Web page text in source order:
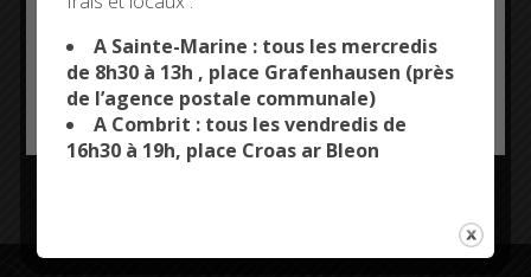
Covoiturage possible. Départ à 10h du parking de la
mairie.
A Sainte-Marine : tous les mercredis
de 8h30 à 13h , place Grafenhausen (près
de l’agence postale communale)
A Combrit : tous les vendredis de
16h30 à 19h, place Croas ar Bleon
This site uses cookies and gives you control over what
OK, ACCEPT ALL PERSONALIZE